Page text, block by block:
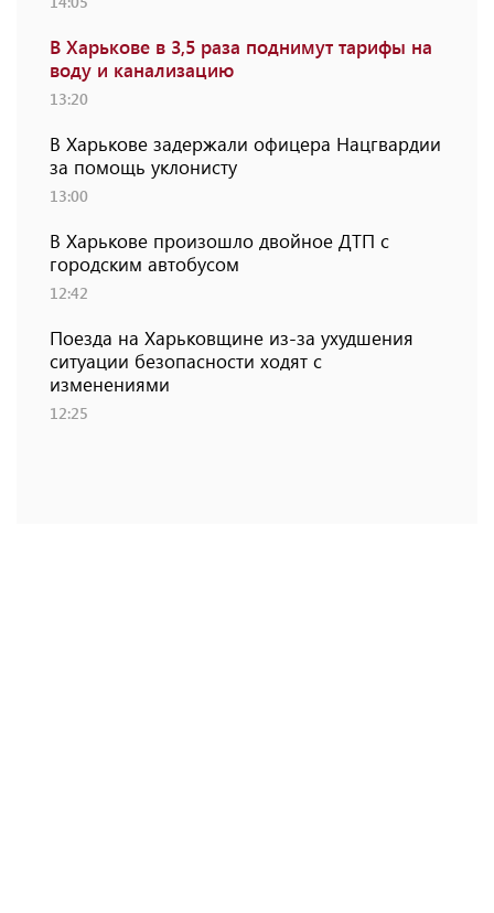
В Харькове в 3,5 раза поднимут тарифы на
воду и канализацию
13:20
В Харькове задержали офицера Нацгвардии
за помощь уклонисту
13:00
В Харькове произошло двойное ДТП с
городским автобусом
12:42
Поезда на Харьковщине из-за ухудшения
ситуации безопасности ходят с
изменениями
12:25